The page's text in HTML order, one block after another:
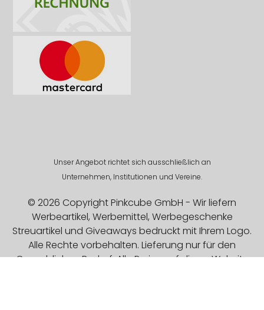
Unser Angebot richtet sich ausschließlich an
Unternehmen, Institutionen und Vereine.
© 2026 Copyright Pinkcube GmbH - Wir liefern
Werbeartikel, Werbemittel, Werbegeschenke
Streuartikel und Giveaways bedruckt mit Ihrem Logo.
Alle Rechte vorbehalten. Lieferung nur für den
Gewerblichen Bedarf. Alle Preise auf dieser Website